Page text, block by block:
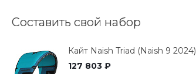
Составить свой набор
Кайт Naish Triad (Naish 9 2024)
127 803 ₽